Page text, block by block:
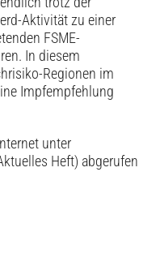
Aktivität zu einer
FSME-
In diesem
Regionen im
Impfempfehlung
unter
Heft) abgerufen